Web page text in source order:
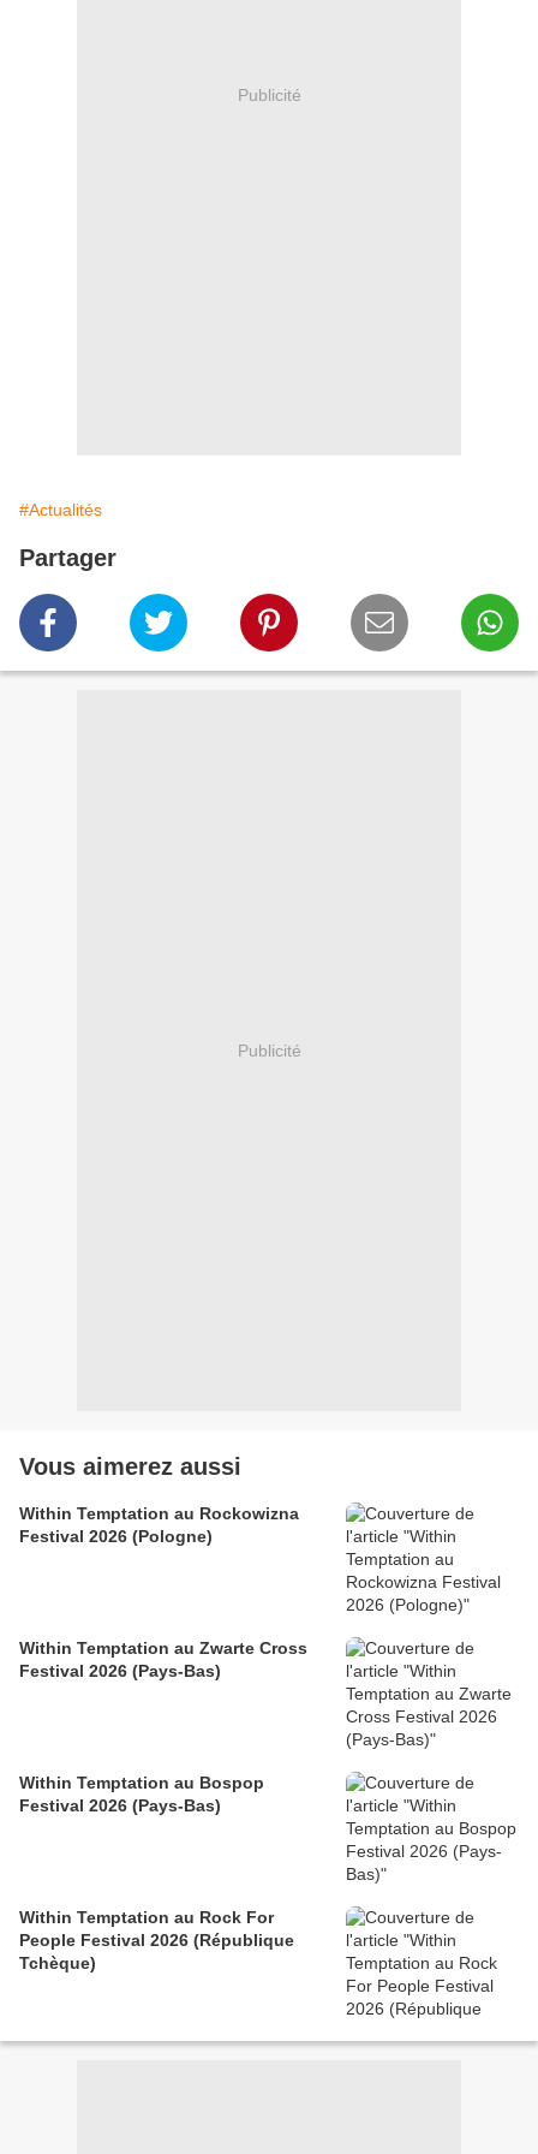
Publicité
#Actualités
Partager
Publicité
Vous aimerez aussi
Within Temptation au Rockowizna
Festival 2026 (Pologne)
Within Temptation au Zwarte Cross
Festival 2026 (Pays-Bas)
Within Temptation au Bospop
Festival 2026 (Pays-Bas)
Within Temptation au Rock For
People Festival 2026 (République
Tchèque)